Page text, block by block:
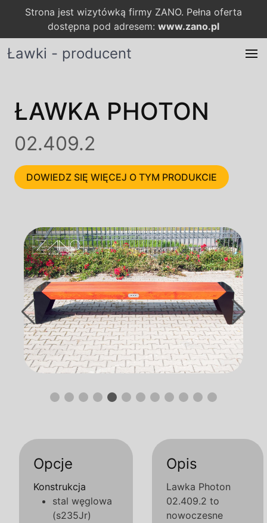
Strona jest wizytówką firmy ZANO. Pełna oferta
dostępna pod adresem: www.zano.pl
Ławki - producent
ŁAWKA PHOTON
02.409.2
DOWIEDZ SIĘ WIĘCEJ O TYM PRODUKCIE
Opcje
Konstrukcja
stal węglowa
(s235Jr)
Opis
Lawka Photon
02.409.2 to
nowoczesne